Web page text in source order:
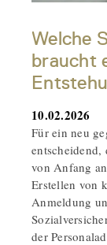
Welche
braucht
10.02.2026
Für ein neu
entscheidend,
von Anfang
Erstellen von
Anmeldung
der